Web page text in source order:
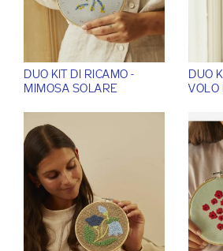
DUO KIT DI RICAMO -
MIMOSA SOLARE
DUO
VOLO